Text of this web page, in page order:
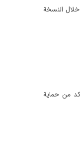
النسخة
من حماية